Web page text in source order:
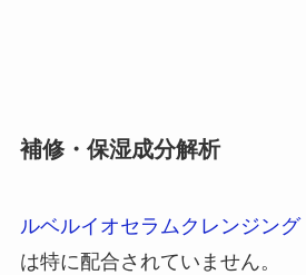
補修・保湿成分解析
ルベルイオセラムクレンジング
は特に配合されていません。